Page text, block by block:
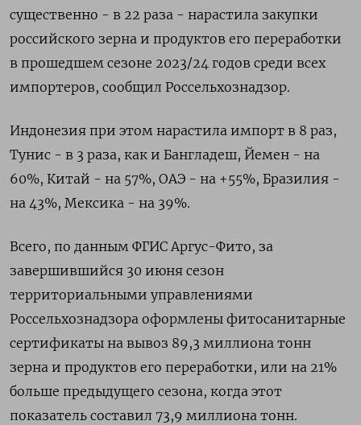
существенно - в 22 раза - нарастила закупки
российского зерна и продуктов его переработки
в прошедшем сезоне 2023/24 годов среди всех
импортеров, сообщил Россельхознадзор.
Индонезия при этом нарастила импорт в 8 раз,
Тунис - в 3 раза, как и Бангладеш, Йемен - на
60%, Китай - на 57%, ОАЭ - на +55%, Бразилия -
на 43%, Мексика - на 39%.
Всего, по данным ФГИС Аргус-Фито, за
завершившийся 30 июня сезон
территориальными управлениями
Россельхознадзора оформлены фитосанитарные
сертификаты на вывоз 89,3 миллиона тонн
зерна и продуктов его переработки, или на 21%
больше предыдущего сезона, когда этот
показатель составил 73,9 миллиона тонн.